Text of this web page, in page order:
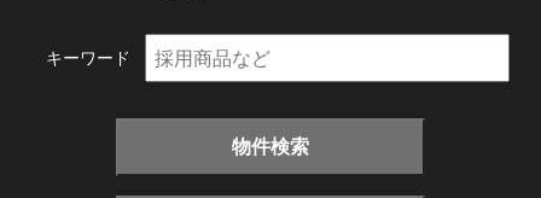
キーワード
物件検索